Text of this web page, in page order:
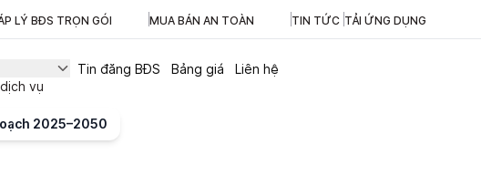
LÝ BĐS TRỌN GÓI MUA BÁN AN TOÀN TIN TỨC TẢI ỨNG DỤNG
vụ
Tin đăng BĐS Bảng giá Liên hệ
2025–2050